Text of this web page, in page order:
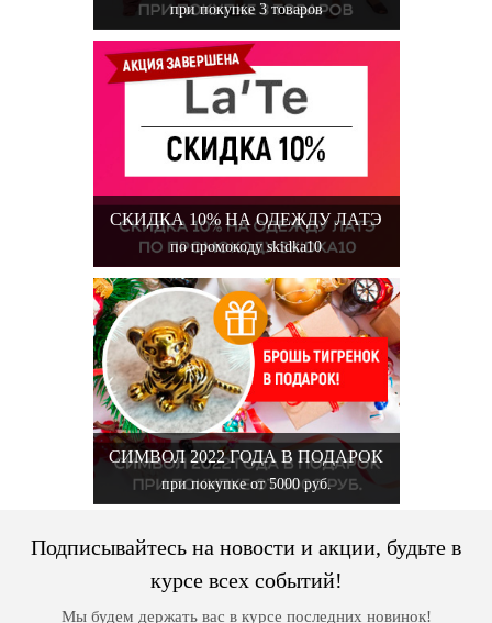
при покупке 3 товаров
СКИДКА 10% НА ОДЕЖДУ ЛАТЭ
по промокоду skidka10
СИМВОЛ 2022 ГОДА В ПОДАРОК
при покупке от 5000 руб.
Подписывайтесь на новости и акции, будьте в
курсе всех событий!
Мы будем держать вас в курсе последних новинок!